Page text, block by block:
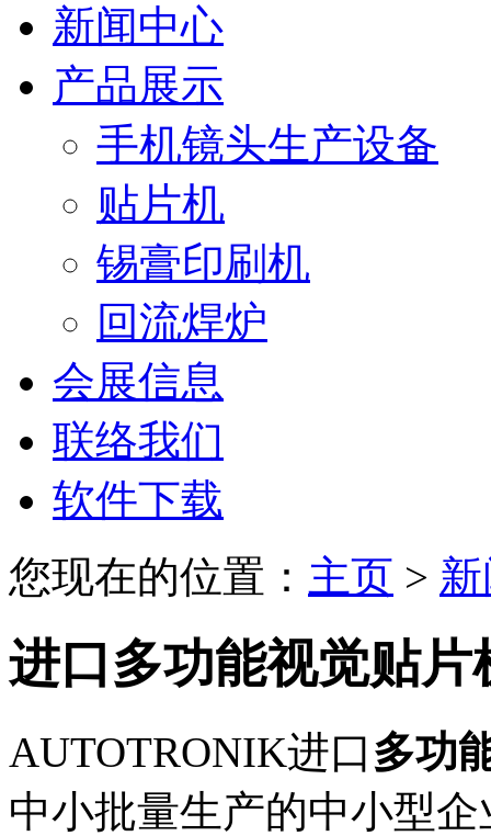
新闻中心
产品展示
手机镜头生产设备
贴片机
锡膏印刷机
回流焊炉
会展信息
联络我们
软件下载
您现在的位置： 主页 >
进口多功能视觉贴
AUTOTRONIK进口多功
中小批量生产的中小型